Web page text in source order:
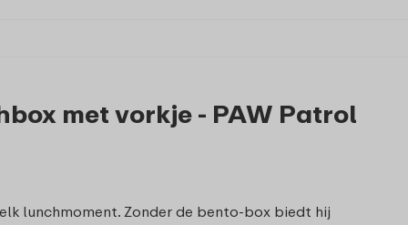
met vorkje - PAW Patrol
lunchmoment. Zonder de bento-box biedt hij